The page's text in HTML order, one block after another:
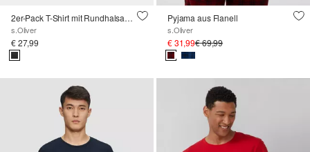
2er-Pack T-Shirt mit Rundhalsausschnitt
s.Oliver
€ 27,99
Pyjama aus Flanell
s.Oliver
€ 31,99€ 69,99